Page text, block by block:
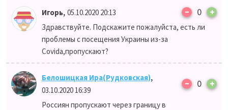
Игорь, 05.10.2020 20:13 – 0 +
Здравствуйте. Подскажите пожалуйста, есть ли
проблемы с посещения Украины из-за
Covida,пропускают?
Белошицкая Ира(Рудковская),
03.10.2020 16:39
– 0 +
Россиян пропускают через границу в